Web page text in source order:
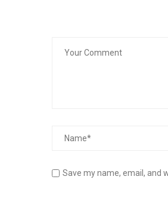
Save my name, email, and